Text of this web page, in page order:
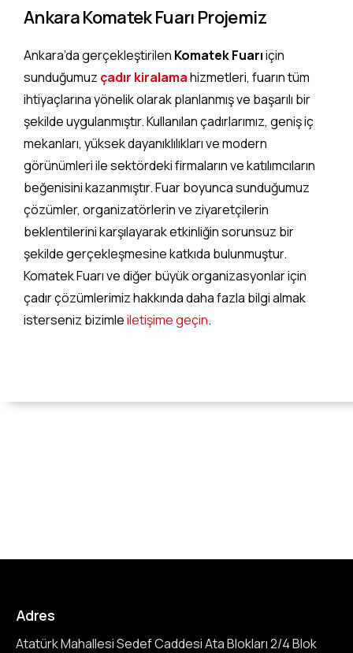
Ankara Komatek Fuarı Projemiz
Ankara’da gerçekleştirilen Komatek Fuarıiçin
sunduğumuz çadır kiralamahizmetleri, fuarın tüm
ihtiyaçlarına yönelik olarak planlanmış ve başarılı bir
şekilde uygulanmıştır. Kullanılan çadırlarımız, geniş iç
mekanları, yüksek dayanıklılıkları ve modern
görünümleri ile sektördeki firmaların ve katılımcıların
beğenisini kazanmıştır. Fuar boyunca sunduğumuz
çözümler, organizatörlerin ve ziyaretçilerin
beklentilerini karşılayarak etkinliğin sorunsuz bir
şekilde gerçekleşmesine katkıda bulunmuştur.
Komatek Fuarı ve diğer büyük organizasyonlar için
çadır çözümlerimiz hakkında daha fazla bilgi almak
isterseniz bizimleiletişime geçin.
Adres
Atatürk Mahallesi Sedef Caddesi Ata Blokları 2/4 Blok